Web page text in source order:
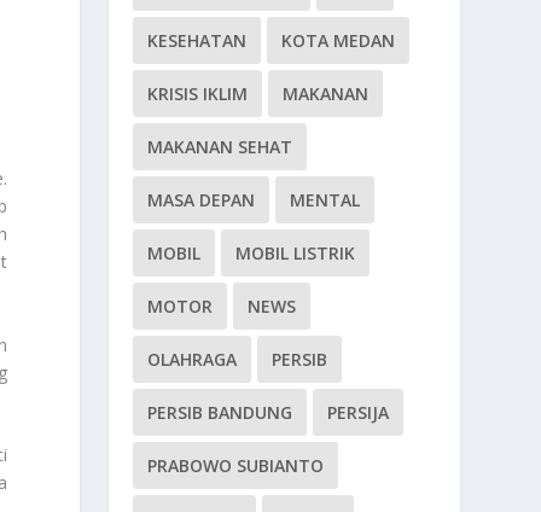
KESEHATAN KOTA MEDAN
KRISIS IKLIM MAKANAN
MAKANAN SEHAT
MASA DEPAN MENTAL
MOBIL MOBIL LISTRIK
MOTOR NEWS
OLAHRAGA PERSIB
PERSIB BANDUNG PERSIJA
PRABOWO SUBIANTO